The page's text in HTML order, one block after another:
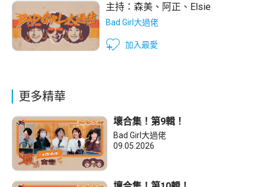
主持： 森美 、 阿正 、 Elsie
Bad Girl大過佬
加入最愛
更多精華
壞合集！第9輯！
Bad Girl大過佬
09.05.2026